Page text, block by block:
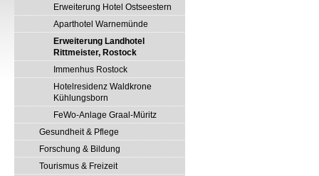
Erweiterung Hotel Ostseestern
Aparthotel Warnemünde
Erweiterung Landhotel
Rittmeister, Rostock
Immenhus Rostock
Hotelresidenz Waldkrone
Kühlungsborn
FeWo-Anlage Graal-Müritz
Gesundheit & Pflege
Forschung & Bildung
Tourismus & Freizeit